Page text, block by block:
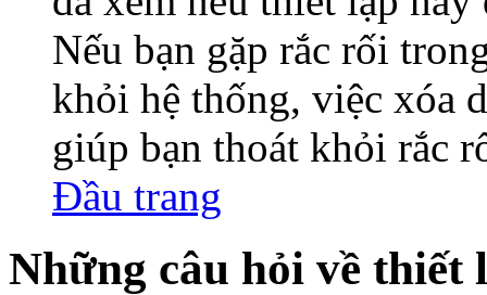
Nếu bạn gặp rắc rối
khỏi hệ thống, việc xóa
giúp bạn thoát khỏi rắc
Đầu trang
Những câu hỏi về thiết